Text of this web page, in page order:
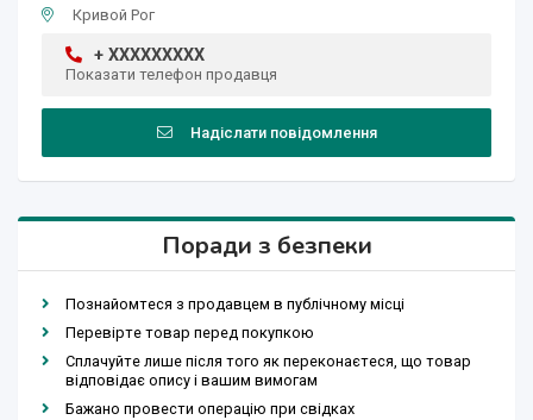
Кривой Рог
+ XXXXXXXXX
Показати телефон продавця
Надіслати повідомлення
Поради з безпеки
Познайомтеся з продавцем в публічному місці
Перевірте товар перед покупкою
Сплачуйте лише після того як переконаєтеся, що товар
відповідає опису і вашим вимогам
Бажано провести операцію при свідках